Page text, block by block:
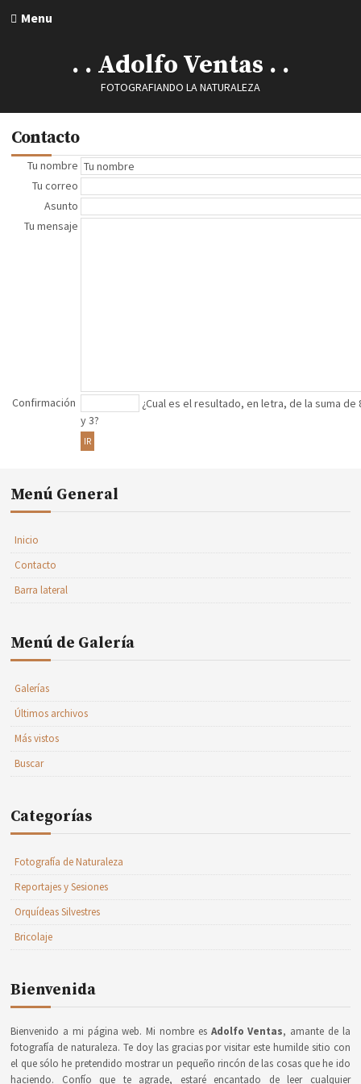
Menu
. . Adolfo Ventas . .
FOTOGRAFIANDO LA NATURALEZA
Contacto
Tu nombre
Tu correo
Asunto
Tu mensaje
Confirmación
¿Cual es el resultado, en letra, de la suma de
y 3?
IR
Menú General
Inicio
Contacto
Barra lateral
Menú de Galería
Galerías
Últimos archivos
Más vistos
Buscar
Categorías
Fotografía de Naturaleza
Reportajes y Sesiones
Orquídeas Silvestres
Bricolaje
Bienvenida
Bienvenido a mi página web. Mi nombre es Adolfo Ventas, amante de la
fotografía de naturaleza. Te doy las gracias por visitar este humilde sitio con
el que sólo he pretendido mostrar un pequeño rincón de las cosas que he ido
haciendo. Confío que te agrade, estaré encantado de leer cualquier